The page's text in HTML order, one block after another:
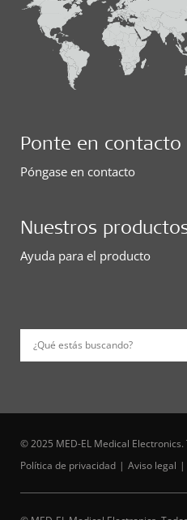
Ponte en contacto
Póngase en contacto
Nuestros
Ayuda para el producto
¿Qué estás buscando?
© 2025 MED-EL Medical
Política de privacidad
Aviso legal